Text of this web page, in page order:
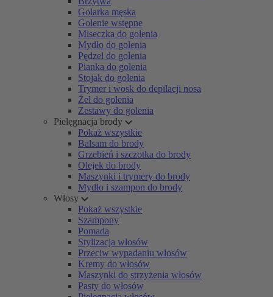
Golarka męska
Golenie wstępne
Miseczka do golenia
Mydło do golenia
Pędzel do golenia
Pianka do golenia
Stojak do golenia
Trymer i wosk do depilacji nosa
Żel do golenia
Zestawy do golenia
Pielęgnacja brody
Pokaż wszystkie
Balsam do brody
Grzebień i szczotka do brody
Olejek do brody
Maszynki i trymery do brody
Mydło i szampon do brody
Włosy
Pokaż wszystkie
Szampony
Pomada
Stylizacja włosów
Przeciw wypadaniu włosów
Kremy do włosów
Maszynki do strzyżenia włosów
Pasty do włosów